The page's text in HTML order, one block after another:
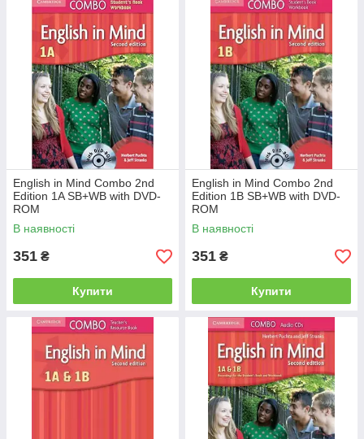
English in Mind Combo 2nd
Edition 1A SB+WB with DVD-
ROM
В наявності
351 ₴
Купити
English in Mind Combo 2nd
Edition 1B SB+WB with DVD-
ROM
В наявності
351 ₴
Купити